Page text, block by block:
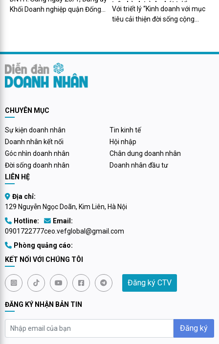
doanh nghiệp
Khối Doanh nghiệp quận Đống
dựng Đảng 05 năm (2021-
hiện Điều lệ Đảng (2011-2025)
tại Đảng ủy khối doanh nghiệp
trên hành trình phát triển
Với triết lý “Kinh doanh với mục
tiêu cải thiện đời sống cộng
nay, TNG Holdings Vietnam đã
CHUYÊN MỤC
Sự kiện doanh nhân
Tin kinh tế
Doanh nhân kết nối
Hội nhập
Góc nhìn doanh nhân
Chân dung doanh nhân
Đời sống doanh nhân
Doanh nhân đầu tư
LIÊN HỆ
Địa chỉ:
129 Nguyễn Ngọc Doãn, Kim Liên, Hà Nội
Hotline:
0901722777
Email:
ceo.vefglobal@gmail.com
Phòng quảng cáo:
KẾT NỐI VỚI CHÚNG TÔI
Đăng ký CTV
ĐĂNG KÝ NHẬN BẢN TIN
Đăng ký